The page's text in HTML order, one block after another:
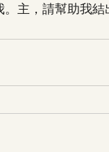
主，請幫助我